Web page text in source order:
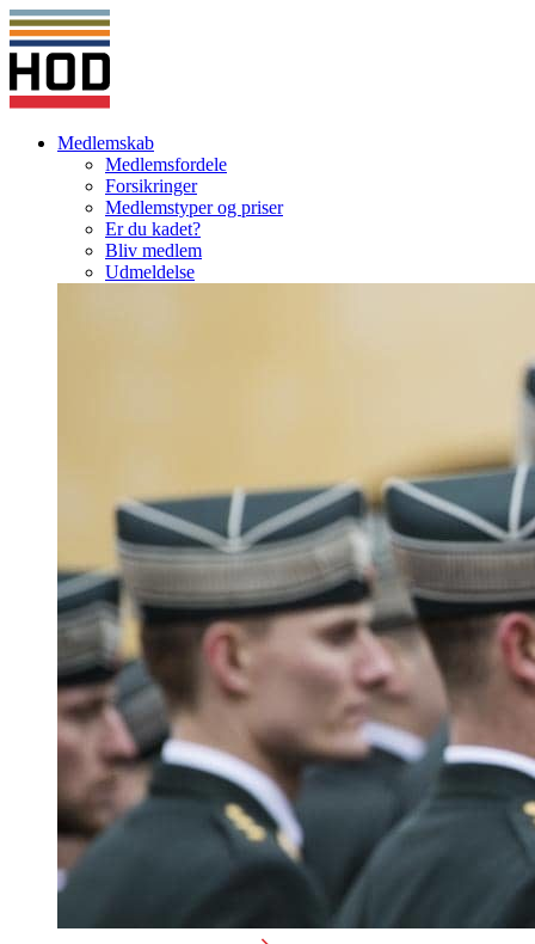
Medlemskab
Medlemsfordele
Forsikringer
Medlemstyper og priser
Er du kadet?
Bliv medlem
Udmeldelse